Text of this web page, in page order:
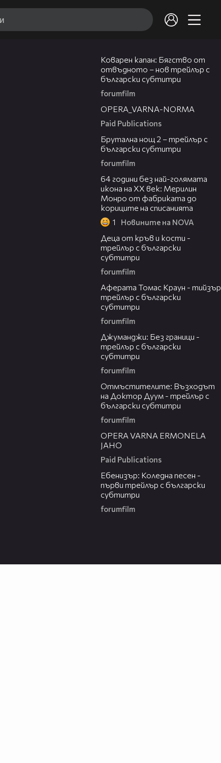
Коварен капан: Бягство от
отвъдното – нов трейлър с
български субтитри
forumfilm
OPERA_VARNA-NORMA
Paid Publications
Брутална нощ 2 – трейлър с
български субтитри
forumfilm
64 години без най-голямата
икона на XX век: Мерилин
Монро от фабриката до
кориците на списанията
1 Новините на NOVA
Деца от кръв и кости -
трейлър с български
субтитри
forumfilm
Аферата Томас Краун - тийзър
трейлър с български
субтитри
forumfilm
Джуманджи: Без граници -
трейлър с български
субтитри
forumfilm
Отмъстителите: Възходът
на Доктор Дуум - трейлър с
български субтитри
forumfilm
OPERA VARNA ERMONELA
JAHO
Paid Publications
Ебенизър: Коледна песен -
първи трейлър с български
субтитри
forumfilm